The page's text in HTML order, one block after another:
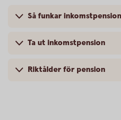
Så funkar inkomstpension
Ta ut inkomstpension
Riktålder för pension